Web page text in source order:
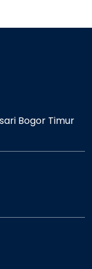
Bogor Timur